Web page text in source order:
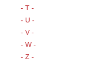
- T -
- U -
- V -
- W -
- Z -